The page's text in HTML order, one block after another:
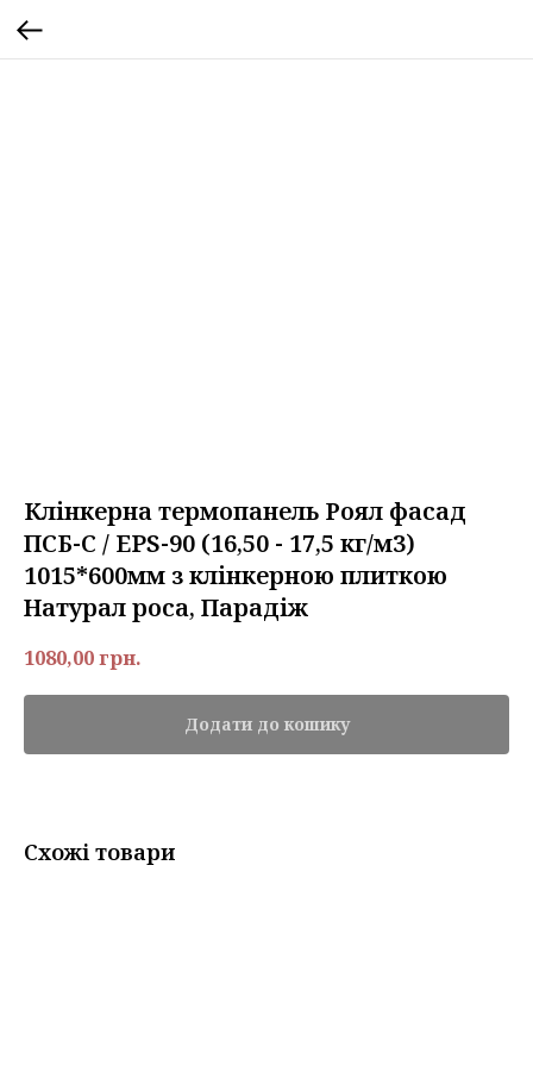
Клінкерна термопанель Роял фасад
ПСБ-С / EPS-90 (16,50 - 17,5 кг/м3)
1015*600мм з клінкерною плиткою
Натурал роса, Парадіж
1080,00грн.
Додати до кошику
Схожі товари